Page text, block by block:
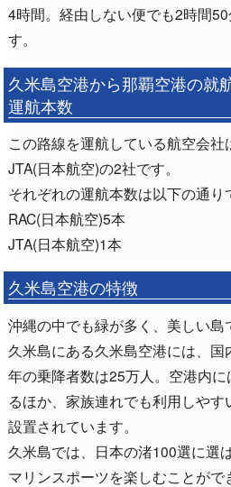
4時間。経由しない便でも2時間
す。
久米島空港から那覇空港の就
運航本数
この路線を運航している航空会社
JTA(日本航空)の2社です。
それぞれの運航本数は以下の通り
RAC(日本航空)5本
JTA(日本航空)1本
久米島空港の特徴
沖縄の中でも緑が多く、美しい
久米島にある久米島空港には、
年の乗降者数は25万人。空港内
るほか、家族連れでも利用しや
設置されています。
久米島では、日本の渚100選に選
マリンスポーツを楽しむことが